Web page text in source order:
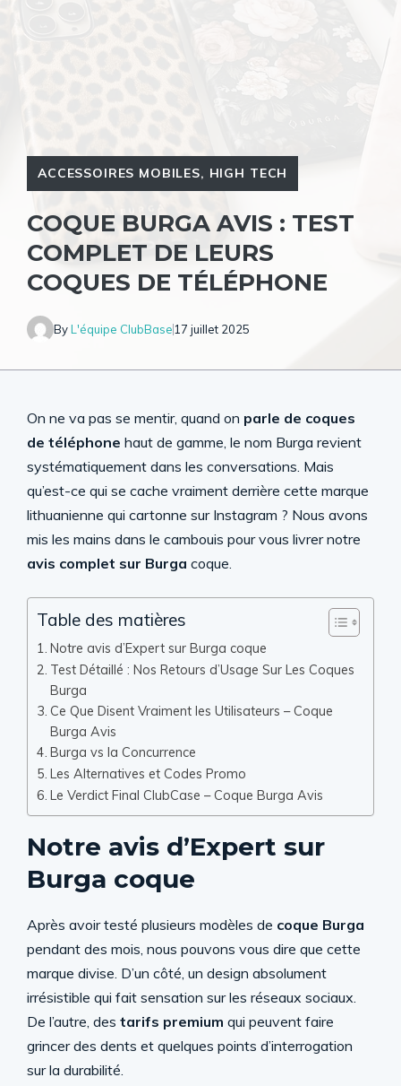
ACCESSOIRES MOBILES, HIGH TECH
COQUE BURGA AVIS : TEST
COMPLET DE LEURS
COQUES DE TÉLÉPHONE
ByL'équipe ClubBase 17 juillet 2025
On ne va pas se mentir, quand on parle de coques
de téléphone haut de gamme, le nom Burga revient
systématiquement dans les conversations. Mais
qu’est-ce qui se cache vraiment derrière cette marque
lithuanienne qui cartonne sur Instagram ? Nous avons
mis les mains dans le cambouis pour vous livrer notre
avis complet sur Burga coque.
Table des matières
Notre avis d’Expert sur Burga coque
Test Détaillé : Nos Retours d’Usage Sur Les Coques
Burga
Ce Que Disent Vraiment les Utilisateurs – Coque
Burga Avis
Burga vs la Concurrence
Les Alternatives et Codes Promo
Le Verdict Final ClubCase – Coque Burga Avis
Notre avis d’Expert sur
Burga coque
Après avoir testé plusieurs modèles de coque Burga
pendant des mois, nous pouvons vous dire que cette
marque divise. D’un côté, un design absolument
irrésistible qui fait sensation sur les réseaux sociaux.
De l’autre, des tarifs premium qui peuvent faire
grincer des dents et quelques points d’interrogation
sur la durabilité.